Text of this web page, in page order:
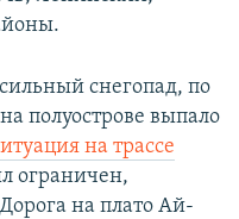
810p
снегопад, по
полуострове выпало
на трассе
ограничен,
на плато Ай-